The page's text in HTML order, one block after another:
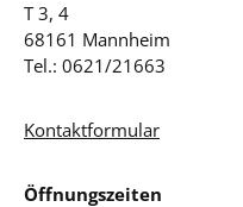
T 3, 4
68161 Mannheim
Tel.: 0621/21663
Kontaktformular
Öffnungszeiten